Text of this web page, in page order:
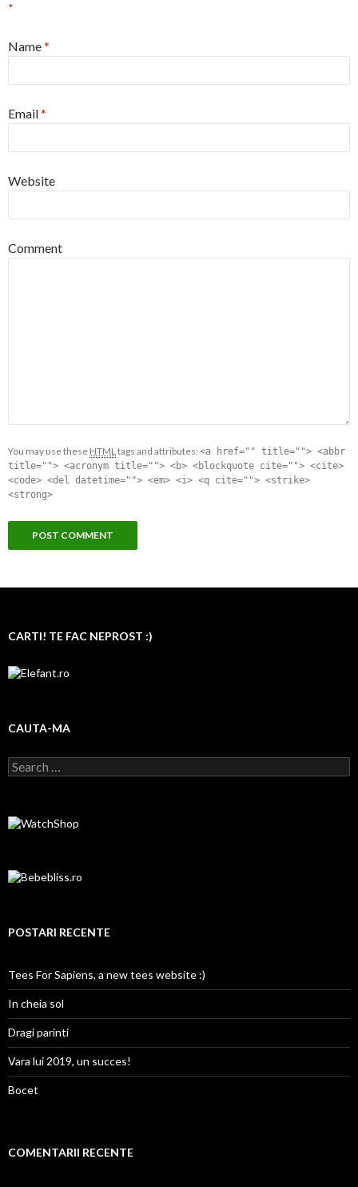
*
Name*
Email*
Website
Comment
You may use these HTMLtags and attributes: <a href="" title=""> <abbr
title=""> <acronym title=""> <b> <blockquote cite=""> <cite>
<code> <del datetime=""> <em> <i> <q cite=""> <strike>
<strong>
CARTI! TE FAC NEPROST :)
CAUTA-MA
Search for:
POSTARI RECENTE
Tees For Sapiens, a new tees website :)
In cheia sol
Dragi parinti
Vara lui 2019, un succes!
Bocet
COMENTARII RECENTE